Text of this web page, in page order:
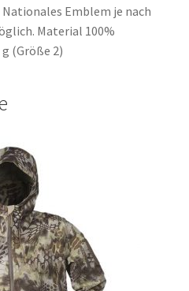
Emblem je nach
Material 100%
(Größe 2)